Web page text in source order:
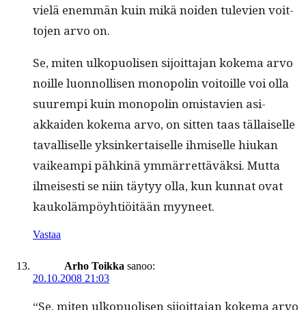
vielä enem­män kuin mikä noiden tule­vien voit­
to­jen arvo on.
Se, miten ulkop­uolisen sijoit­ta­jan koke­ma arvo
noille luon­nol­lisen monop­o­lin voitoille voi olla
suurem­pi kuin monop­o­lin omis­tavien asi­
akkaiden koke­ma arvo, on sit­ten taas täl­laiselle
taval­liselle yksinker­taiselle ihmiselle hiukan
vaikeampi pähk­inä ymmär­ret­täväk­si. Mut­ta
ilmeis­es­ti se niin täy­tyy olla, kun kun­nat ovat
kaukoläm­pöy­htiöitään myyneet.
Vastaa
Arho Toikka sanoo:
20.10.2008 21:03
“Se, miten ulkop­uolisen sijoit­ta­jan koke­ma arvo